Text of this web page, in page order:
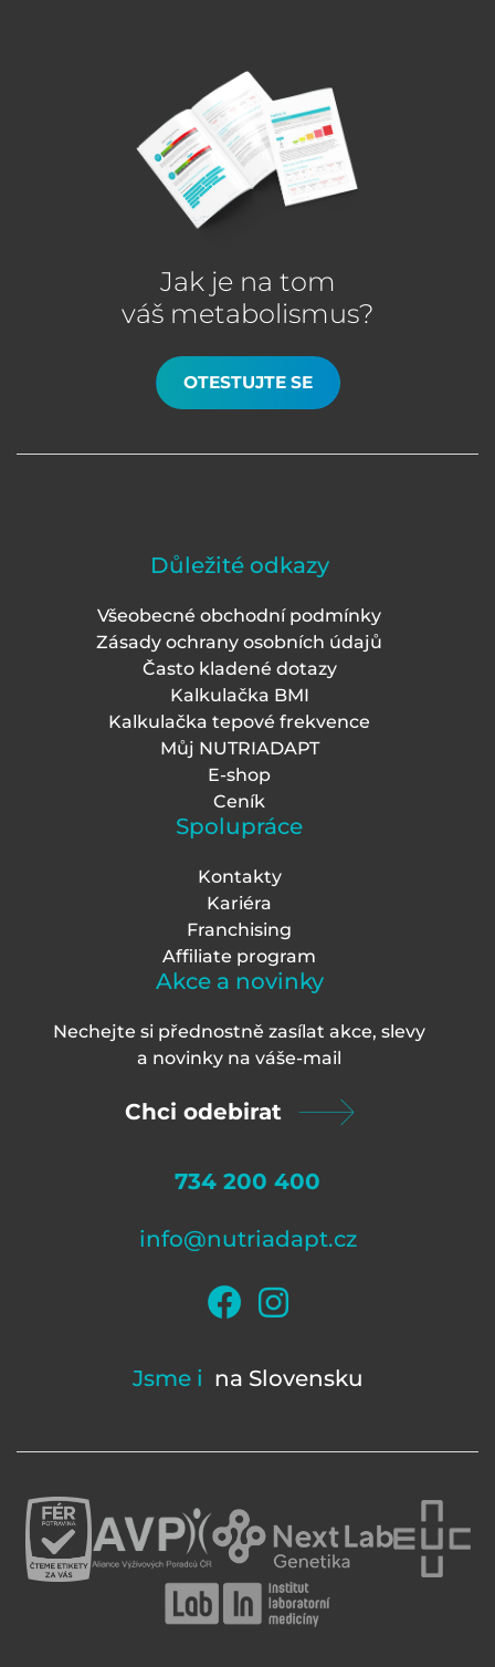
Jak je na tom
váš metabolismus?
OTESTUJTE SE
Důležité odkazy
Všeobecné obchodní podmínky
Zásady ochrany osobních údajů
Často kladené dotazy
Kalkulačka BMI
Kalkulačka tepové frekvence
Můj NUTRIADAPT
E-shop
Ceník
Spolupráce
Kontakty
Kariéra
Franchising
Affiliate program
Akce a novinky
Nechejte si přednostně zasílat akce, slevy
a novinky na váše-mail
Chci odebirat
734 200 400
info@nutriadapt.cz
Jsme i na Slovensku